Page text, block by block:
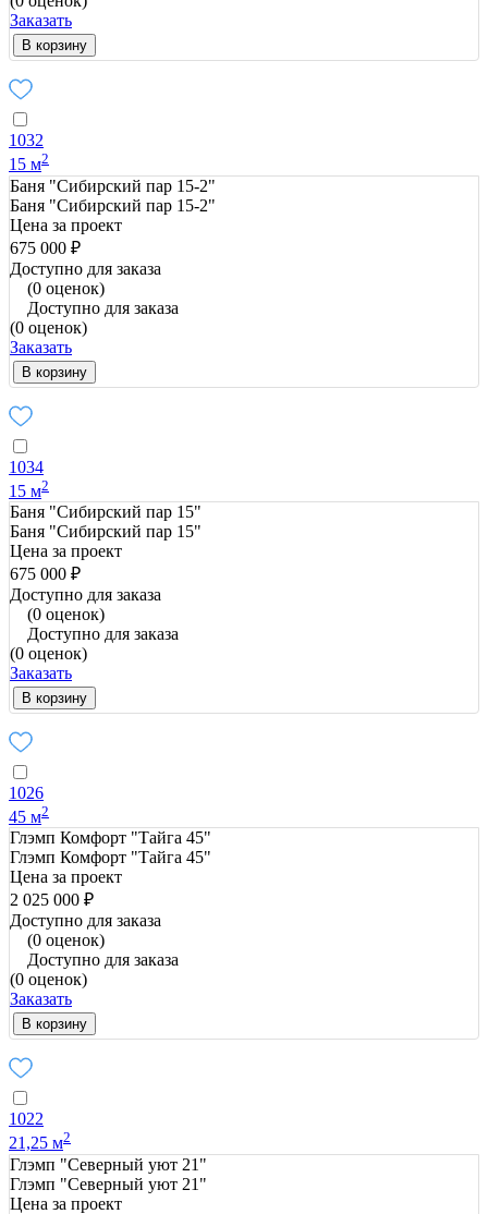
Заказать
В корзину
1032
15 м2
Баня "Сибирский пар 15-2"
Баня "Сибирский пар 15-2"
Цена за проект
675 000 ₽
Доступно для заказа
(0 оценок)
Доступно для заказа
(0 оценок)
Заказать
В корзину
1034
15 м2
Баня "Сибирский пар 15"
Баня "Сибирский пар 15"
Цена за проект
675 000 ₽
Доступно для заказа
(0 оценок)
Доступно для заказа
(0 оценок)
Заказать
В корзину
1026
45 м2
Глэмп Комфорт "Тайга 45"
Глэмп Комфорт "Тайга 45"
Цена за проект
2 025 000 ₽
Доступно для заказа
(0 оценок)
Доступно для заказа
(0 оценок)
Заказать
В корзину
1022
21,25 м2
Глэмп "Северный уют 21"
Глэмп "Северный уют 21"
Цена за проект